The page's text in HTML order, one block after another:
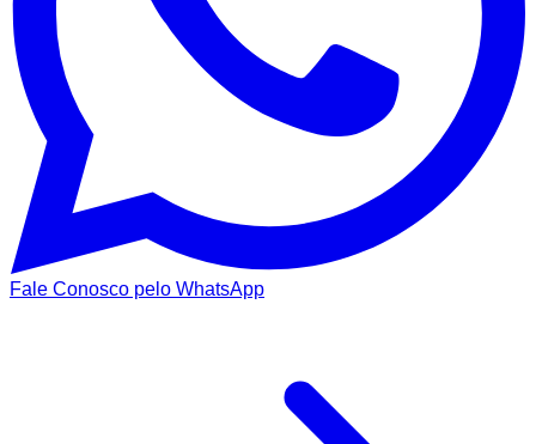
Fale Conosco pelo WhatsApp